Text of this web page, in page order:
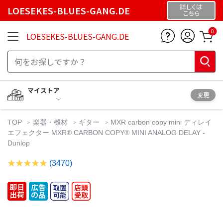
LOESEKES-BLUES-GANG.DE 詳しくは
こちら
LOESEKES-BLUES-GANG.DE 0
マイストア
変更
TOP 楽器・機材 ギター
MXR carbon copy mini ディレイ
エフェクター MXR® CARBON COPY® MINI ANALOG DELAY -
Dunlop
(3470)